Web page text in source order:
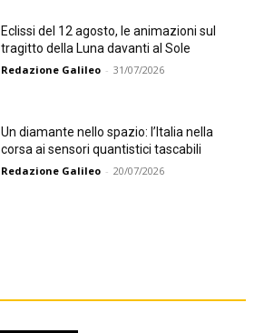
Eclissi del 12 agosto, le animazioni sul
tragitto della Luna davanti al Sole
Redazione Galileo - 31/07/2026
Un diamante nello spazio: l’Italia nella
corsa ai sensori quantistici tascabili
Redazione Galileo - 20/07/2026